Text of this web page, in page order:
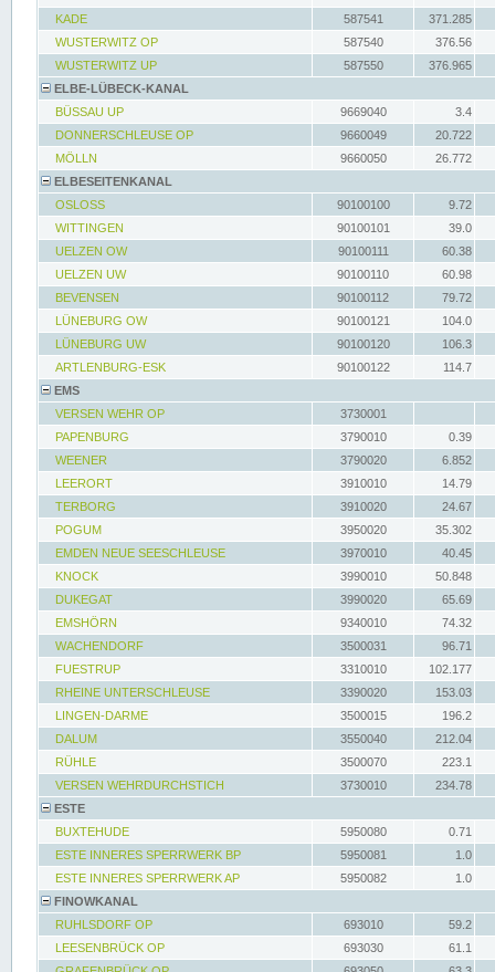
KADE
587541
371.285
WUSTERWITZ OP
587540
376.56
WUSTERWITZ UP
587550
376.965
ELBE-LÜBECK-KANAL
BÜSSAU UP
9669040
3.4
DONNERSCHLEUSE OP
9660049
20.722
MÖLLN
9660050
26.772
ELBESEITENKANAL
OSLOSS
90100100
9.72
WITTINGEN
90100101
39.0
UELZEN OW
90100111
60.38
UELZEN UW
90100110
60.98
BEVENSEN
90100112
79.72
LÜNEBURG OW
90100121
104.0
LÜNEBURG UW
90100120
106.3
ARTLENBURG-ESK
90100122
114.7
EMS
VERSEN WEHR OP
3730001
PAPENBURG
3790010
0.39
WEENER
3790020
6.852
LEERORT
3910010
14.79
TERBORG
3910020
24.67
POGUM
3950020
35.302
EMDEN NEUE SEESCHLEUSE
3970010
40.45
KNOCK
3990010
50.848
DUKEGAT
3990020
65.69
EMSHÖRN
9340010
74.32
WACHENDORF
3500031
96.71
FUESTRUP
3310010
102.177
RHEINE UNTERSCHLEUSE
3390020
153.03
LINGEN-DARME
3500015
196.2
DALUM
3550040
212.04
RÜHLE
3500070
223.1
VERSEN WEHRDURCHSTICH
3730010
234.78
ESTE
BUXTEHUDE
5950080
0.71
ESTE INNERES SPERRWERK BP
5950081
1.0
ESTE INNERES SPERRWERK AP
5950082
1.0
FINOWKANAL
RUHLSDORF OP
693010
59.2
LEESENBRÜCK OP
693030
61.1